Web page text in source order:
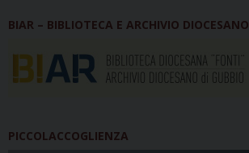
BIAR – BIBLIOTECA E ARCHIVIO DIOCESANO
PICCOLACCOGLIENZA